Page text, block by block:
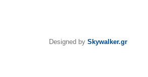
Designed by Skywalker.gr